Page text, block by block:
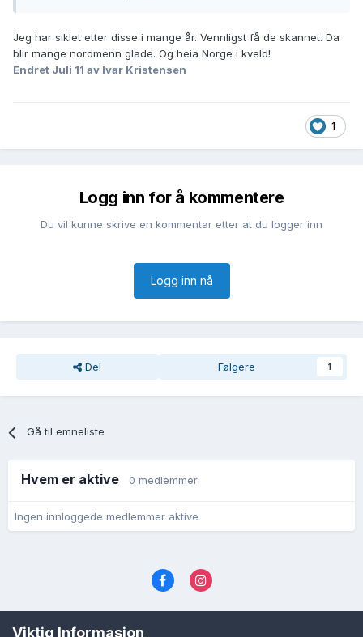
Jeg har siklet etter disse i mange år. Vennligst få de skannet. Da
blir mange nordmenn glade. Og heia Norge i kveld!
Endret Juli 11 av Ivar Kristensen
1
Logg inn for å kommentere
Du vil kunne skrive en kommentar etter at du logger inn
Logg inn nå
Del Følgere 1
Gå til emneliste
Hvem er aktive 0 medlemmer
Ingen innloggede medlemmer aktive
Viktig Informasjon